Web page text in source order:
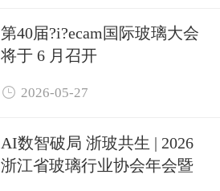
第40届?i?ecam国际玻璃大会
将于 6 月召开
 2026-05-27
AI数智破局 浙玻共生 | 2026
浙江省玻璃行业协会年会暨